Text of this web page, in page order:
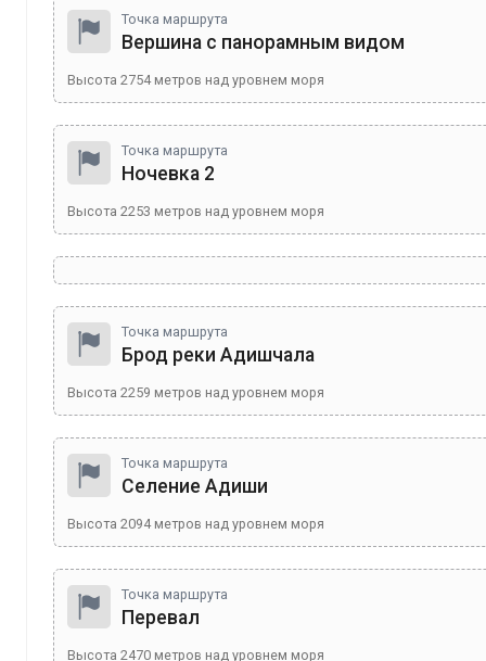
Точка маршрута
Вершина с панорамным видом
Высота 2754метров над уровнем моря
Точка маршрута
Ночевка 2
Высота 2253 метров над уровнем моря
Точка маршрута
Брод реки Адишчала
Высота 2259 метров над уровнем моря
Точка маршрута
Селение Адиши
Высота 2094метров над уровнем моря
Точка маршрута
Перевал
Высота 2470 метров над уровнем моря